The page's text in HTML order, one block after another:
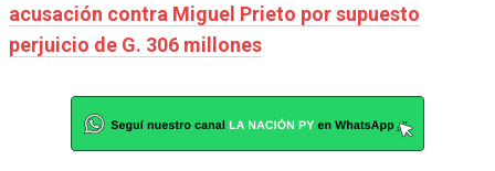
acusación contra Miguel Prieto por supuesto
perjuicio de G. 306 millones